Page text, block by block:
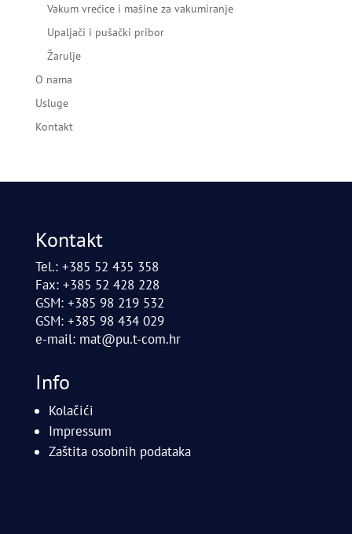
Vakum vrećice i mašine za vakumiranje
Upaljači i pušački pribor
Žarulje
O nama
Usluge
Kontakt
Kontakt
Tel.: +385 52 435 358
Fax: +385 52 428 228
GSM: +385 98 219 532
GSM: +385 98 434 029
e-mail: mat@pu.t-com.hr
Info
Kolačići
Impressum
Zaštita osobnih podataka